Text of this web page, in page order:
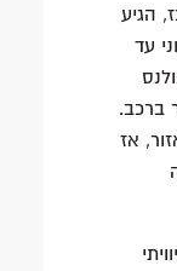
הגיע
עד
ברכב.
אז